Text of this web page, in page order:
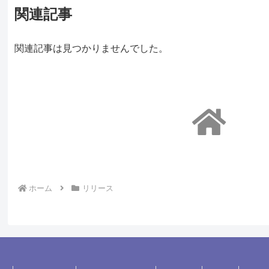
関連記事
関連記事は見つかりませんでした。
ホーム リリース